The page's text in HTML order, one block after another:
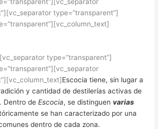
type=”transparent”]
type=”transparent”]
Escocia tiene, sin lugar a
y cantidad de destilerías activas de
Dentro deEscocia, se distinguen varias
se han caracterizado por una
dentro de cada zona.